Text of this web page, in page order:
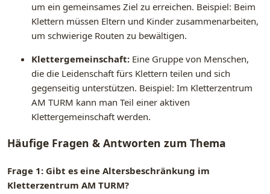
um ein gemeinsames Ziel zu erreichen. Beispiel: Beim
Klettern müssen Eltern und Kinder zusammenarbeiten,
um schwierige Routen zu bewältigen.
Klettergemeinschaft: Eine Gruppe von Menschen,
die die Leidenschaft fürs Klettern teilen und sich
gegenseitig unterstützen. Beispiel: Im Kletterzentrum
AM TURM kann man Teil einer aktiven
Klettergemeinschaft werden.
Häufige Fragen & Antworten zum Thema
Frage 1: Gibt es eine Altersbeschränkung im
Kletterzentrum AM TURM?